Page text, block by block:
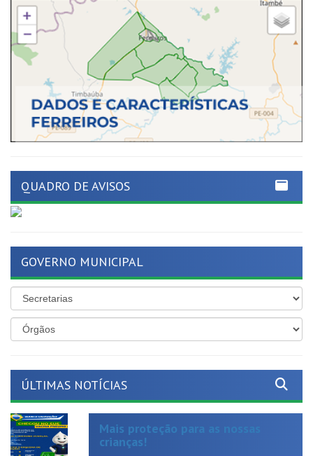
Mais proteção para as nossas
crianças!
Publicado em: 19 de junho de 2026